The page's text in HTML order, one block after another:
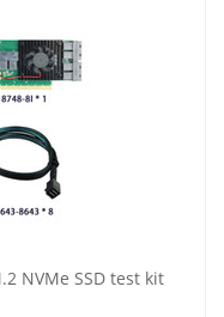
NVMe SSD test kit